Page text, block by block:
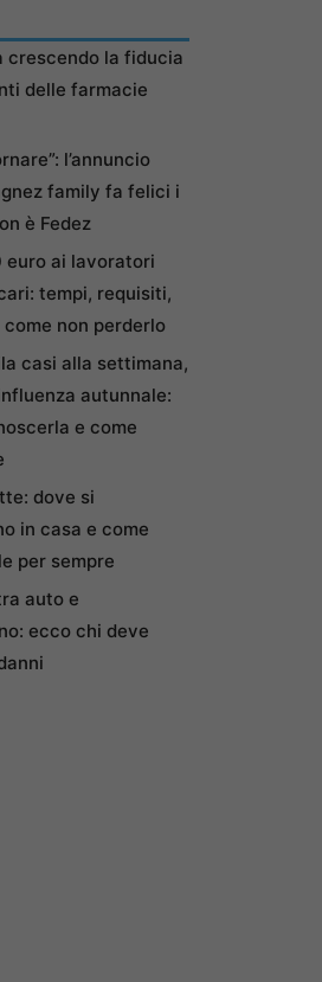
crescendo la fiducia
delle farmacie
l’annuncio
family fa felici i
è Fedez
euro ai lavoratori
tempi, requisiti,
non perderlo
casi alla settimana,
autunnale:
e come
dove si
in casa e come
per sempre
auto e
ecco chi deve